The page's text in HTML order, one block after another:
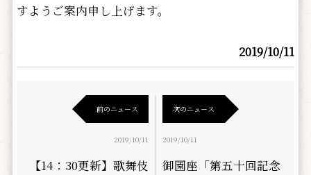
すようご案内申し上げます。
2019/10/11
前のニュース
2019/10/11
【14：30更新】歌舞伎
次のニュース
2019/10/11
御園座「第五十回記念